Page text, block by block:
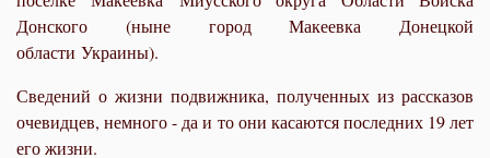
Донского (ныне город Макеевка Донецкой
области Украины).
Сведений о жизни подвижника, полученных из рассказов
очевидцев, немного - да и то они касаются последних 19 лет
его жизни.